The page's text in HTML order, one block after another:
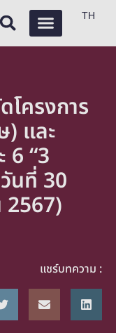
TH
โครงการ
) และ
6 “3
นที่ 30
แชร์บทความ :